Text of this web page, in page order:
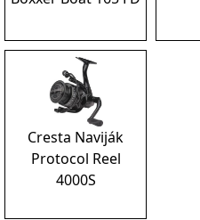
Cresta Naviják
Protocol Reel
4000S